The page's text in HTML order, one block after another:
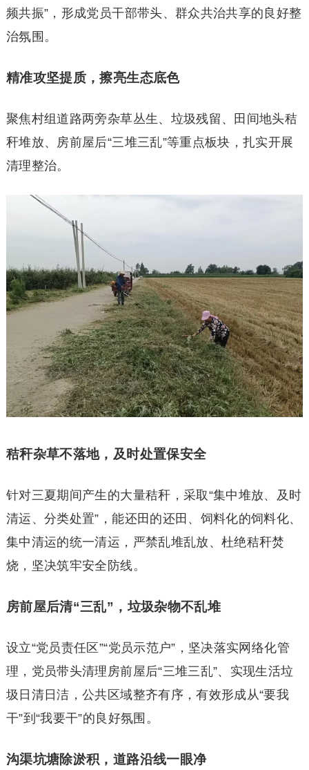
频共振”，形成党员干部带头、群众共治共享的良好整
治氛围。
精准攻坚提质，擦亮生态底色
聚焦村组道路两旁杂草丛生、垃圾残留、田间地头秸
秆堆放、房前屋后“三堆三乱”等重点板块，扎实开展
清理整治。
秸秆杂草不落地，及时处置保安全
针对三夏期间产生的大量秸秆，采取“集中堆放、及时
清运、分类处置”，能还田的还田、饲料化的饲料化、
集中清运的统一清运，严禁乱堆乱放、杜绝秸秆焚
烧，坚决筑牢安全防线。
房前屋后清“三乱”，垃圾杂物不乱堆
设立“党员责任区”“党员示范户”，坚决落实网络化管
理，党员带头清理房前屋后“三堆三乱”、实现生活垃
圾日清日洁，公共区域整齐有序，有效形成从“要我
干”到“我要干”的良好氛围。
沟渠坑塘除淤积，道路沿线一眼净